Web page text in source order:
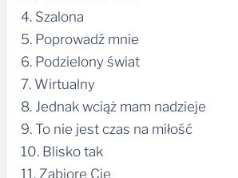
5. Poprowadź mnie
6. Podzielony świat
7. Wirtualny
8. Jednak wciąż mam nadzieje
9. To nie jest czas na miłość
10. Blisko tak
11. Zabiorę Cię